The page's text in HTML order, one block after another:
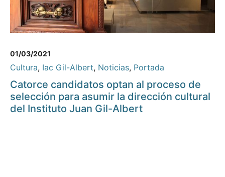
01/03/2021
Cultura, Iac Gil-Albert, Noticias, Portada
Catorce candidatos optan al proceso de
selección para asumir la dirección cultural
del Instituto Juan Gil-Albert